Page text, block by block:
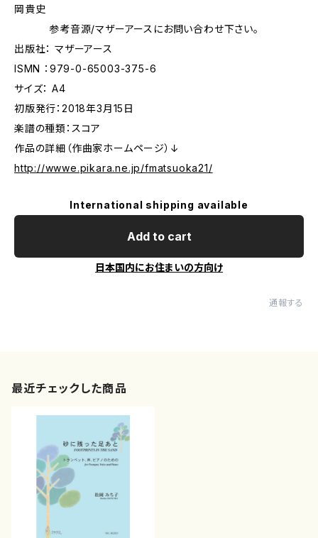
岡貴史
参考音源/マザーアースにお問い合わせ下さい。
出版社： マザーアース
ISMN ：979-0-65003-375-6
サイズ： A4
初版発行：2018年3月15日
楽譜の種類：スコア
作品の詳細（作曲家ホームページ）↓
http://wwwe.pikara.ne.jp/fmatsuoka21/
International shipping available
Add to cart
日本国内にお住まいの方向け
通報する
最近チェックした商品